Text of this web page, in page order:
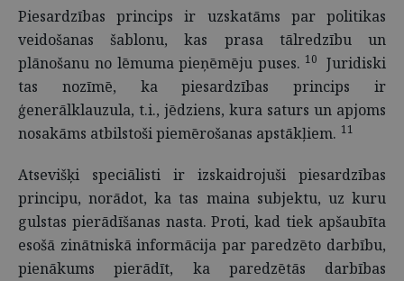
Piesardzības princips ir uzskatāms par politikas
veidošanas šablonu, kas prasa tālredzību un
plānošanu no lēmuma pieņēmēju puses. 10
Juridiski
tas nozīmē, ka piesardzības princips ir
ģenerālklauzula, t.i., jēdziens, kura saturs un apjoms
nosakāms atbilstoši piemērošanas apstākļiem. 11
Atsevišķi speciālisti ir izskaidrojuši piesardzības
principu, norādot, ka tas maina subjektu, uz kuru
gulstas pierādīšanas nasta. Proti, kad tiek apšaubīta
esošā zinātniskā informācija par paredzēto darbību,
pienākums pierādīt, ka paredzētās darbības